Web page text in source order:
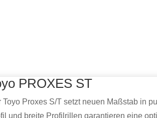
PROXES ST
Toyo Proxes S/T setzt neuen Maßstab in
und breite Profilrillen garantieren eine